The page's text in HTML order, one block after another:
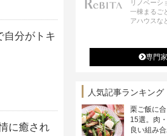
自分がトキ
に癒され
リノベーシ
一棟まるご
アハウスな
スなど、「
く」「遊ぶ
いった領域
専門
人気記事ランキング
栗ご飯に
15選。肉
良い組み